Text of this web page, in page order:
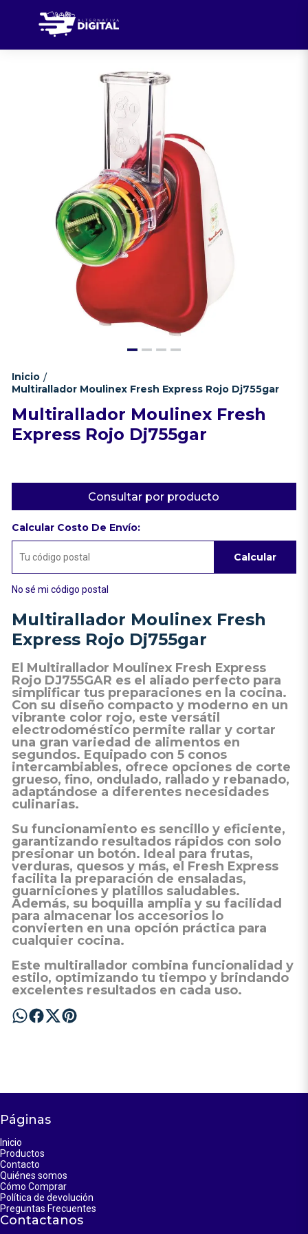
Inicio /
Multirallador Moulinex Fresh Express Rojo Dj755gar
Multirallador Moulinex Fresh
Express Rojo Dj755gar
Consultar por producto
Calcular Costo De Envío:
Calcular
No sé mi código postal
Multirallador Moulinex Fresh
Express Rojo Dj755gar
El Multirallador Moulinex Fresh Express
Rojo DJ755GAR es el aliado perfecto para
simplificar tus preparaciones en la cocina.
Con su diseño compacto y moderno en un
vibrante color rojo, este versátil
electrodoméstico permite rallar y cortar
una gran variedad de alimentos en
segundos. Equipado con 5 conos
intercambiables, ofrece opciones de corte
grueso, fino, ondulado, rallado y rebanado,
adaptándose a diferentes necesidades
culinarias.
Su funcionamiento es sencillo y eficiente,
garantizando resultados rápidos con solo
presionar un botón. Ideal para frutas,
verduras, quesos y más, el Fresh Express
facilita la preparación de ensaladas,
guarniciones y platillos saludables.
Además, su boquilla amplia y su facilidad
para almacenar los accesorios lo
convierten en una opción práctica para
cualquier cocina.
Este multirallador combina funcionalidad y
estilo, optimizando tu tiempo y brindando
excelentes resultados en cada uso.
Páginas
Inicio
Productos
Contacto
Quiénes somos
Cómo Comprar
Política de devolución
Preguntas Frecuentes
Contactanos